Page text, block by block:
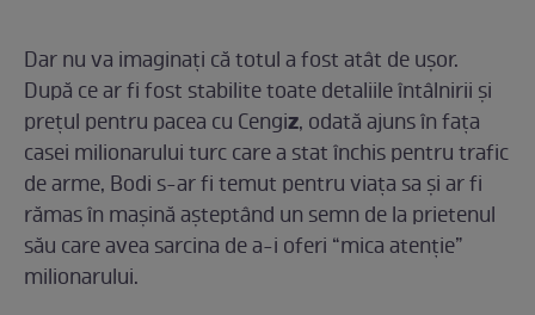
Dar nu va imaginați că totul a fost atât de ușor.
După ce ar fi fost stabilite toate detaliile întâlnirii și
prețul pentru pacea cu Cengiz, odată ajuns în fața
casei milionarului turc care a stat închis pentru trafic
de arme, Bodi s-ar fi temut pentru viața sa și ar fi
rămas în mașină așteptând un semn de la prietenul
său care avea sarcina de a-i oferi “mica atenție”
milionarului.